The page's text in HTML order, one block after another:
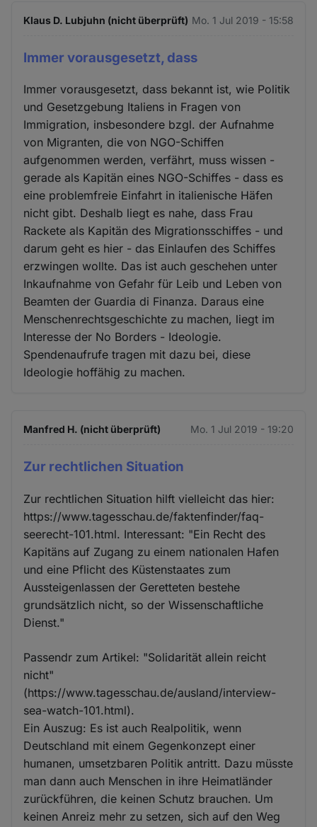
Klaus D. Lubjuhn (nicht überprüft) Mo. 1 Jul 2019 - 15:58
Immer vorausgesetzt, dass
Immer vorausgesetzt, dass bekannt ist, wie Politik
und Gesetzgebung Italiens in Fragen von
Immigration, insbesondere bzgl. der Aufnahme
von Migranten, die von NGO-Schiffen
aufgenommen werden, verfährt, muss wissen -
gerade als Kapitän eines NGO-Schiffes - dass es
eine problemfreie Einfahrt in italienische Häfen
nicht gibt. Deshalb liegt es nahe, dass Frau
Rackete als Kapitän des Migrationsschiffes - und
darum geht es hier - das Einlaufen des Schiffes
erzwingen wollte. Das ist auch geschehen unter
Inkaufnahme von Gefahr für Leib und Leben von
Beamten der Guardia di Finanza. Daraus eine
Menschenrechtsgeschichte zu machen, liegt im
Interesse der No Borders - Ideologie.
Spendenaufrufe tragen mit dazu bei, diese
Ideologie hoffähig zu machen.
Manfred H. (nicht überprüft) Mo. 1 Jul 2019 - 19:20
Zur rechtlichen Situation
Zur rechtlichen Situation hilft vielleicht das hier:
https://www.tagesschau.de/faktenfinder/faq-
seerecht-101.html. Interessant: "Ein Recht des
Kapitäns auf Zugang zu einem nationalen Hafen
und eine Pflicht des Küstenstaates zum
Aussteigenlassen der Geretteten bestehe
grundsätzlich nicht, so der Wissenschaftliche
Dienst."
Passendr zum Artikel: "Solidarität allein reicht
nicht"
(https://www.tagesschau.de/ausland/interview-
sea-watch-101.html).
Ein Auszug: Es ist auch Realpolitik, wenn
Deutschland mit einem Gegenkonzept einer
humanen, umsetzbaren Politik antritt. Dazu müsste
man dann auch Menschen in ihre Heimatländer
zurückführen, die keinen Schutz brauchen. Um
keinen Anreiz mehr zu setzen, sich auf den Weg